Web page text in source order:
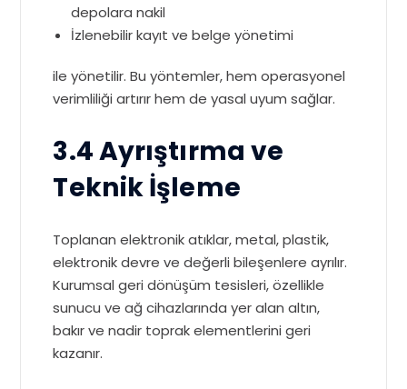
depolara nakil
İzlenebilir kayıt ve belge yönetimi
ile yönetilir. Bu yöntemler, hem operasyonel
verimliliği artırır hem de yasal uyum sağlar.
3.4 Ayrıştırma ve
Teknik İşleme
Toplanan elektronik atıklar, metal, plastik,
elektronik devre ve değerli bileşenlere ayrılır.
Kurumsal geri dönüşüm tesisleri, özellikle
sunucu ve ağ cihazlarında yer alan altın,
bakır ve nadir toprak elementlerini geri
kazanır.